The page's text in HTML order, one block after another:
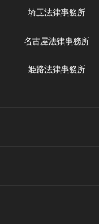
埼玉法律事務所
名古屋法律事務所
姫路法律事務所